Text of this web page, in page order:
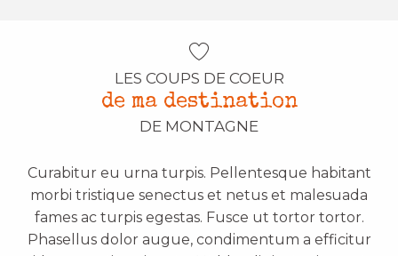
LES COUPS DE COEUR
de ma destination
DE MONTAGNE
Curabitur eu urna turpis. Pellentesque habitant
morbi tristique senectus et netus et malesuada
fames ac turpis egestas. Fusce ut tortor tortor.
Phasellus dolor augue, condimentum a efficitur